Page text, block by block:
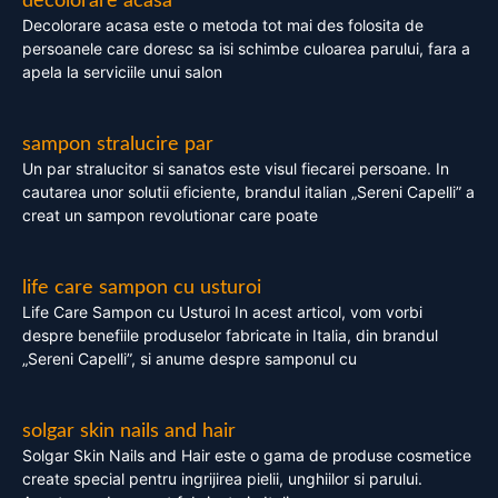
Decolorare acasa este o metoda tot mai des folosita de
persoanele care doresc sa isi schimbe culoarea parului, fara a
apela la serviciile unui salon
sampon stralucire par
Un par stralucitor si sanatos este visul fiecarei persoane. In
cautarea unor solutii eficiente, brandul italian „Sereni Capelli” a
creat un sampon revolutionar care poate
life care sampon cu usturoi
Life Care Sampon cu Usturoi In acest articol, vom vorbi
despre benefiile produselor fabricate in Italia, din brandul
„Sereni Capelli”, si anume despre samponul cu
solgar skin nails and hair
Solgar Skin Nails and Hair este o gama de produse cosmetice
create special pentru ingrijirea pielii, unghiilor si parului.